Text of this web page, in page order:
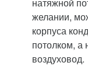
желании,
корпуса
потолком, а
воздуховод.